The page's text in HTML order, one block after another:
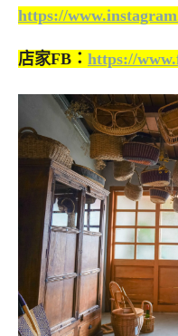
https://
店家FB： https://